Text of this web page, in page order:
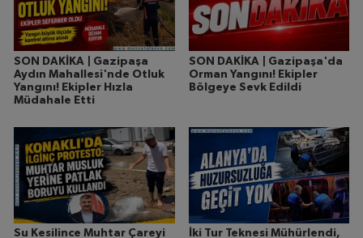
SON DAKİKA | Gazipaşa
Aydın Mahallesi'nde Otluk
Yangını! Ekipler Hızla
Müdahale Etti
SON DAKİKA | Gazipaşa'da
Orman Yangını! Ekipler
Bölgeye Sevk Edildi
Su Kesilince Muhtar Çareyi İki Tur Teknesi Mühürlendi,